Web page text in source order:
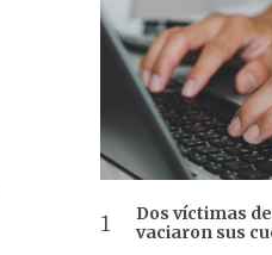
Dos víctimas
vaciaron sus